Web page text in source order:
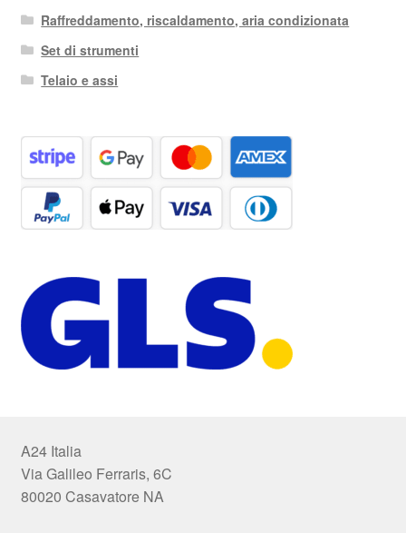
Raffreddamento, riscaldamento, aria condizionata
Set di strumenti
Telaio e assi
A24 Italia
Via Galileo Ferraris, 6C
80020 Casavatore NA